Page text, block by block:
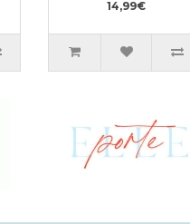
servetėlės 42vnt
14,99€